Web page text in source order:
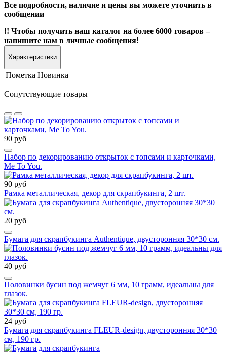
Все подробности, наличие и цены вы можете уточнить в
сообщении
!! Чтобы получить наш каталог на более 6000 товаров –
напишите нам в личные сообщения!
Характеристики
Пометка Новинка
Сопутствующие товары
90 руб
Набор по декорированию открыток с топсами и карточками,
Me To You.
90 руб
Рамка металлическая, декор для скрапбукинга, 2 шт.
20 руб
Бумага для скрапбукинга Authentique, двусторонняя 30*30 см.
40 руб
Половинки бусин под жемчуг 6 мм, 10 грамм, идеальны для
глазок.
24 руб
Бумага для скрапбукинга FLEUR-design, двусторонняя 30*30
см, 190 гр.